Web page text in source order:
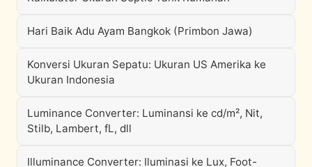
Hari Baik Adu Ayam Bangkok (Primbon Jawa)
Konversi Ukuran Sepatu: Ukuran US Amerika ke
Ukuran Indonesia
Luminance Converter: Luminansi ke cd/m², Nit,
Stilb, Lambert, fL, dll
Illuminance Converter: Iluminasi ke Lux, Foot-